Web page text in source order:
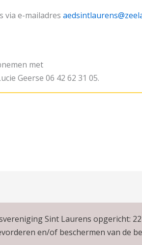
via e-mailadres
met
Geerse 06 42 62 31 05.
Sint Laurens opgericht:
en/of beschermen van de